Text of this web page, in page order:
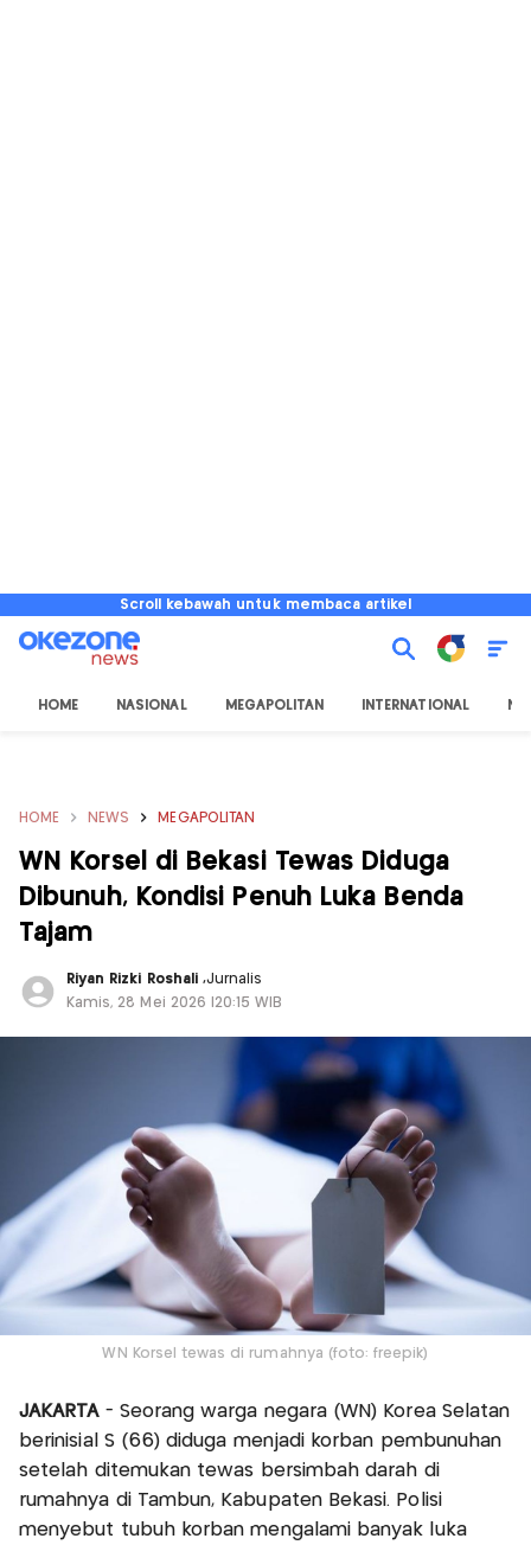
Scroll kebawah untuk membaca artikel
HOME NASIONAL MEGAPOLITAN INTERNATIONAL
HOME NEWS MEGAPOLITAN
WN Korsel di Bekasi Tewas Diduga
Dibunuh, Kondisi Penuh Luka Benda
Tajam
Riyan Rizki Roshali ,Jurnalis
Kamis, 28 Mei 2026 |20:15 WIB
WN Korsel tewas di rumahnya (foto: freepik)
JAKARTA- Seorang warga negara (WN) Korea Selatan
berinisial S (66) diduga menjadi korban pembunuhan
setelah ditemukan tewas bersimbah darah di
rumahnya di Tambun, Kabupaten Bekasi. Polisi
menyebut tubuh korban mengalami banyak luka